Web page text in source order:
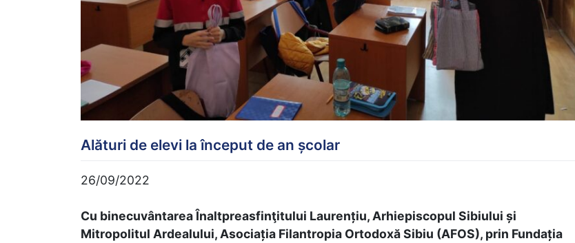
Alături de elevi la început de an școlar
26/09/2022
Cu binecuvântarea Înaltpreasfinţitului Laurențiu, Arhiepiscopul Sibiului și
Mitropolitul Ardealului, Asociația Filantropia Ortodoxă Sibiu (AFOS), prin Fundația